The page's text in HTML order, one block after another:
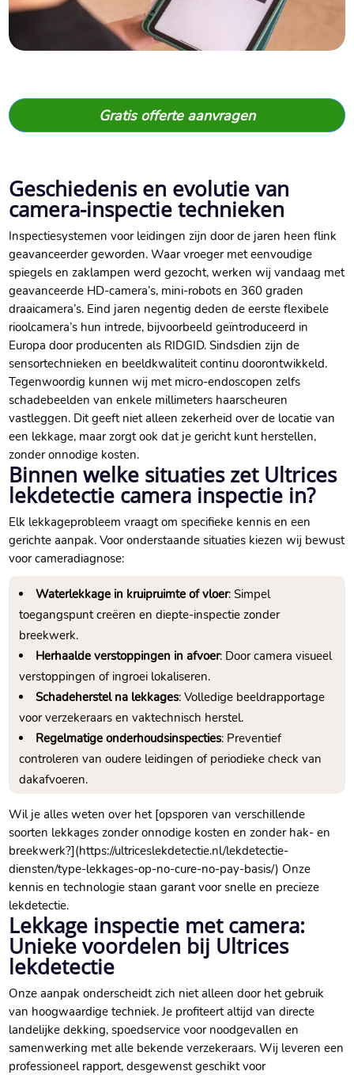
Gratis offerte aanvragen
Geschiedenis en evolutie van
camera-inspectie technieken
Inspectiesystemen voor leidingen zijn door de jaren heen flink
geavanceerder geworden.​ Waar vroeger met eenvoudige
spiegels en zaklampen werd gezocht, werken wij vandaag met
geavanceerde HD-camera’s, mini-robots en 360 graden
draaicamera’s.​ Eind jaren negentig deden de eerste flexibele
rioolcamera’s hun intrede, bijvoorbeeld geïntroduceerd in
Europa door producenten als RIDGID.​ Sindsdien zijn de
sensortechnieken en beeldkwaliteit continu doorontwikkeld.​
Tegenwoordig kunnen wij met micro-endoscopen zelfs
schadebeelden van enkele millimeters haarscheuren
vastleggen.​ Dit geeft niet alleen zekerheid over de locatie van
een lekkage, maar zorgt ook dat je gericht kunt herstellen,
zonder onnodige kosten.​
Binnen welke situaties zet Ultrices
lekdetectie camera inspectie in?
Elk lekkageprobleem vraagt om specifieke kennis en een
gerichte aanpak.​ Voor onderstaande situaties kiezen wij bewust
voor cameradiagnose:
Waterlekkage in kruipruimte of vloer: Simpel
toegangspunt creëren en diepte-inspectie zonder
breekwerk.​
Herhaalde verstoppingen in afvoer: Door camera visueel
verstoppingen of ingroei lokaliseren.​
Schadeherstel na lekkages: Volledige beeldrapportage
voor verzekeraars en vaktechnisch herstel.​
Regelmatige onderhoudsinspecties: Preventief
controleren van oudere leidingen of periodieke check van
dakafvoeren.​
Wil je alles weten over het [opsporen van verschillende
soorten lekkages zonder onnodige kosten en zonder hak- en
breekwerk?](https://ultriceslekdetectie.​nl/lekdetectie-
diensten/type-lekkages-op-no-cure-no-pay-basis/) Onze
kennis en technologie staan garant voor snelle en precieze
lekdetectie.​
Lekkage inspectie met camera:
Unieke voordelen bij Ultrices
lekdetectie
Onze aanpak onderscheidt zich niet alleen door het gebruik
van hoogwaardige techniek.​ Je profiteert altijd van directe
landelijke dekking, spoedservice voor noodgevallen en
samenwerking met alle bekende verzekeraars.​ Wij leveren een
professioneel rapport, desgewenst geschikt voor